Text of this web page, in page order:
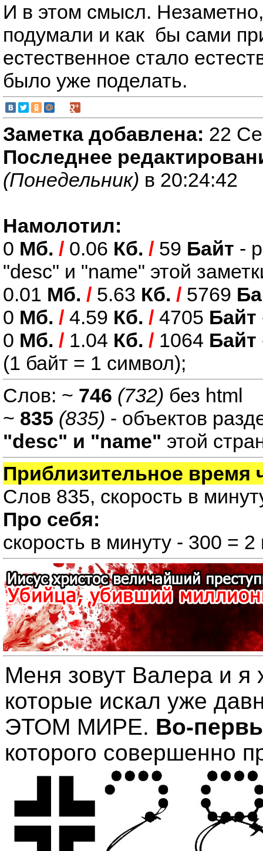
И в этом смысл.
подумали и как бы сами
естественное стало
было уже поделать.
Заметка добавлена: 22
Последнее
(Понедельник) в 20:24:42
Намолотил:
0 Мб. / 0.06 Кб. / 59 Байт -
"desc" и "name" этой
0.01 Мб. / 5.63 Кб. / 5769
0 Мб. / 4.59 Кб. / 4705 Байт
0 Мб. / 1.04 Кб. / 1064 Байт
(1 байт = 1 символ);
Слов: ~ 746 (732) без html
~ 835 (835) - объектов
"desc" и "name" этой
Приблизительное время
Слов 835, скорость в
Про себя:
скорость в минуту - 300 =
Меня зовут Валера и я
которые искал уже
ЭТОМ МИРЕ. Во-
которого совершенно